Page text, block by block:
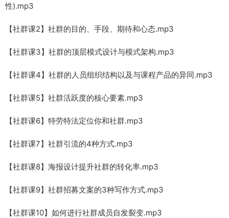
性).mp3
【社群课2】社群的目的、手段、期待和心态.mp3
【社群课3】社群的顶层模式设计与模式架构.mp3
【社群课4】社群的人员组织结构以及与课程产品的异同.mp3
【社群课5】社群活跃度的核心要素.mp3
【社群课6】特劳特法定位你和社群.mp3
【社群课7】社群引流的4种方式.mp3
【社群课8】海报设计提升社群的转化率.mp3
【社群课9】社群招募文案的3种写作方式.mp3
【社群课10】如何进行社群成员自发裂变.mp3